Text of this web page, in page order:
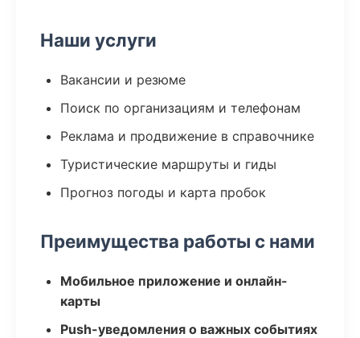
Наши услуги
Вакансии и резюме
Поиск по организациям и телефонам
Реклама и продвижение в справочнике
Туристические маршруты и гиды
Прогноз погоды и карта пробок
Преимущества работы с нами
Мобильное приложение и онлайн-
карты
Push-уведомления о важных событиях